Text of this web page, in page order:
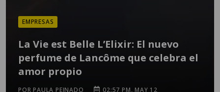
EMPRESAS
La Vie est Belle L’Elixir: El nuevo
perfume de Lancôme que celebra el
amor propio
POR PAULA PEINADO 02:57 PM, MAY 12